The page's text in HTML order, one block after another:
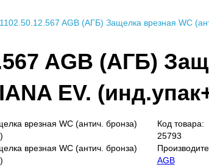
AGB (АГБ) Защелка врезная WC
AGB (АГБ)
EV.
Код товара:
25793
AGB